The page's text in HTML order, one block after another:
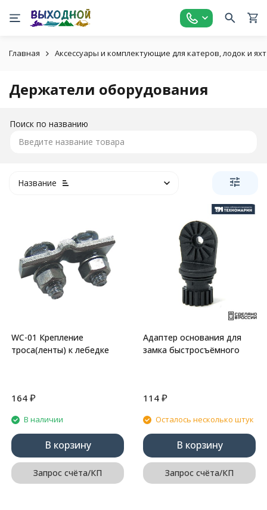
Главная Аксессуары и комплектующие для катеров, лодок и яхт
Держатели оборудования
Поиск по названию
Название
WC-01 Крепление
троса(ленты) к лебедке
164 ₽
В наличии
В корзину
Запрос счёта/КП
Адаптер основания для
замка быстросъёмного
114 ₽
Осталось несколько штук
В корзину
Запрос счёта/КП